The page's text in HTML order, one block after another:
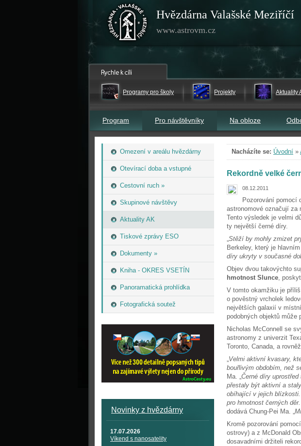
Hvězdárna Valašské Meziříčí
www.astrovm.cz
Programy pro školy Projekty Aktuality
Program Pro návštěvníky Na obloze
Omezení v areálu hvězdárny
Otevírací doba a vstupné
Cestovní ruch »
Skupinové návštěvy
Aktuality AK
Tiskové zprávy ESO
Dokumenty »
Kniha - OKRES VSETÍN
Panoramatická prohlídka
Fotografická soutež
Novinky z hvězdárny
17.07.2026
Víkend s nanosatelity
Nacházíte se: Úvodní »
Rekordně velké
08.12.2011
Pozorování pomocí
astronomové označují za
Tento výsledek je velmi
ty největší černé díry.
„Stěží by mohly zmizet
Berkeley, který je
díry ukryty v současné
Objev dvou takovýchto
hmotnost Slunce,
V tomto okamžiku je
o pověstný vrcholek
největších galaxií v
podobných objektů může
Nicholas McConnell se
astronomy z univerzit
Toronto, Canada, a
„Velmi aktivní kvasary,
bouřlivým obdobím, než
Ma. „Černé díry
přestaly být aktivní a
obíhající v jejich
pro hmotnost černých
dodává Chung-Pei Ma. „
Kromě pozorování
ostrovy) a z McDonald
dosavadními držiteli